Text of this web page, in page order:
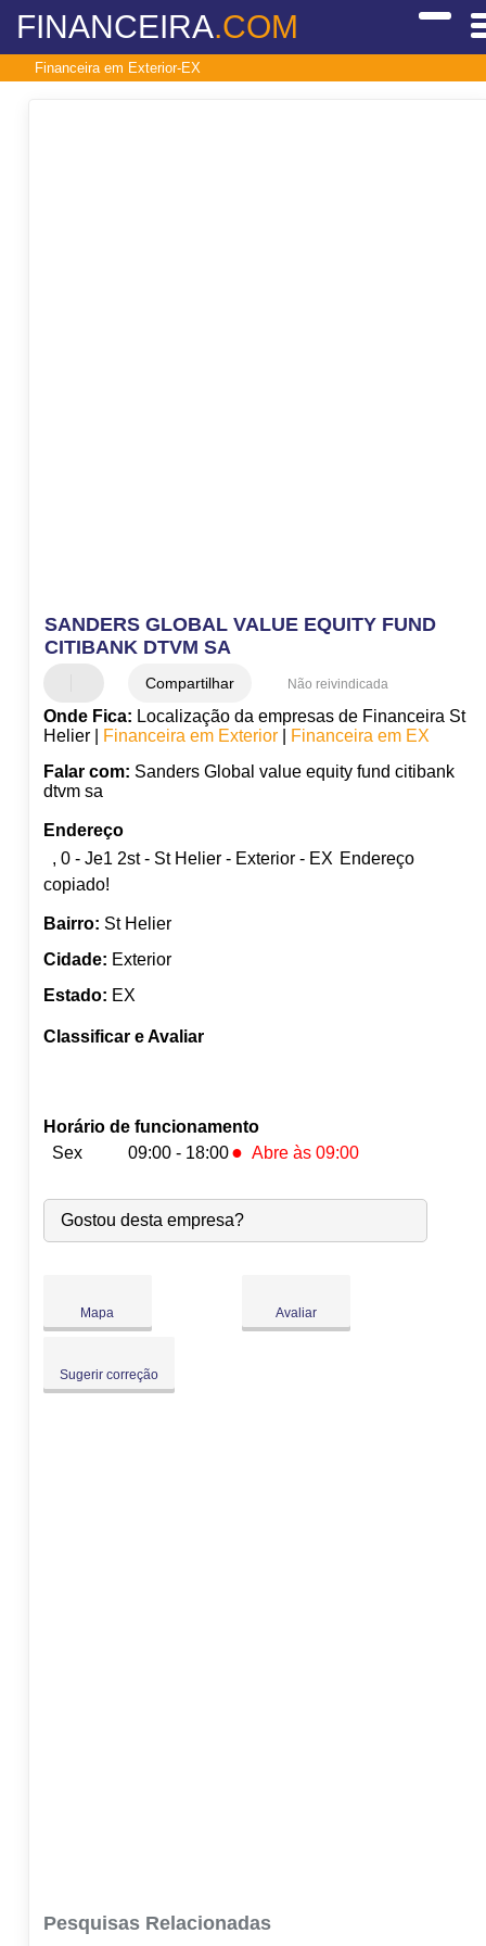
FINANCEIRA.COM
Financeira em Exterior-EX
SANDERS GLOBAL VALUE EQUITY FUND
CITIBANK DTVM SA
Compartilhar Não reivindicada
Onde Fica: Localização da empresas de Financeira St
Helier |
Financeira em Exterior|
Financeira em EX
Falar com: Sanders Global value equity fund citibank
dtvm sa
Endereço
, 0 - Je1 2st - St Helier - Exterior - EX Endereço
copiado!
Bairro: St Helier
Cidade: Exterior
Estado: EX
Classificar e Avaliar
Horário de funcionamento
Sex
09:00 - 18:00 ● Abre às 09:00
Seg: 09:00-18:00
Ter:
09:00-18:00
Qua:
09:00-18:00
Sáb:
Fechado
Gostou desta empresa?
Mapa Avaliar
Sugerir correção
Pesquisas Relacionadas